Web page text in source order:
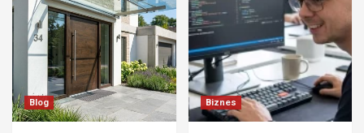
Blog Biznes